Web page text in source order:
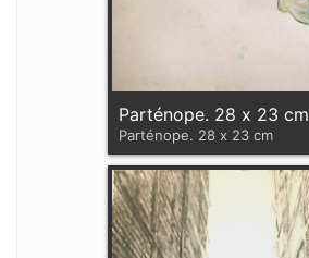
Parténope. 28 x 23 cm
Parténope. 28 x 23 cm